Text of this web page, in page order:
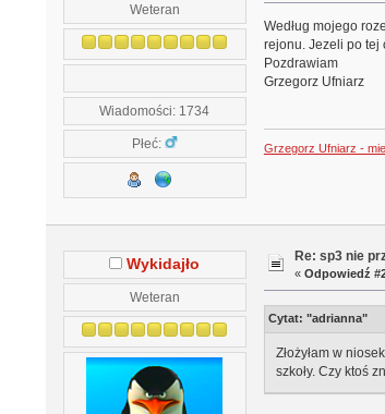
Weteran
Wiadomości: 1734
Płeć:
Według mojego
rejonu. Jezeli po tej
Pozdrawiam
Grzegorz Ufniarz
Grzegorz Ufniarz -
Wykidajło
Weteran
Re: sp3 nie
«Odpowiedź
Cytat: "adrianna"
Złożyłam w
szkoły. Czy ktoś